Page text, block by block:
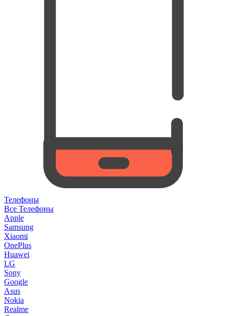
Телефоны
Все Телефоны
Apple
Samsung
Xiaomi
OnePlus
Huawei
LG
Sony
Google
Asus
Nokia
Realme